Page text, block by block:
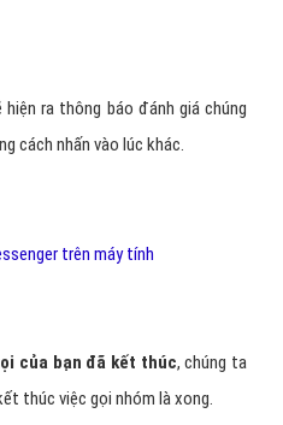
ra thông báo đánh giá chúng
cách nhấn vào lúc khác.
của bạn đã kết thúc, chúng ta
thúc việc gọi nhóm là xong.